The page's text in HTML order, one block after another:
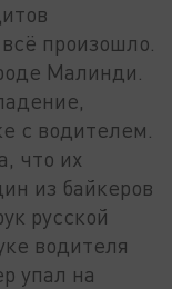
произошло.
Малинди.
с водителем.
что их
из байкеров
русской
водителя
упал на